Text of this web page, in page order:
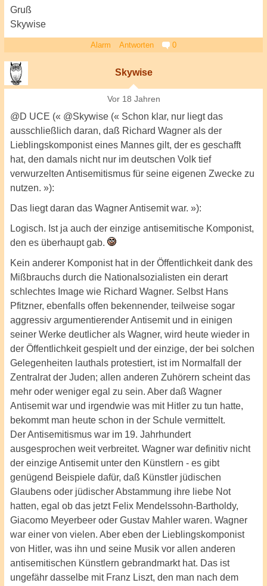
Gruß
Skywise
Alarm Antworten 0
Skywise
Vor 18 Jahren
@D UCE (« @Skywise (« Schon klar, nur liegt das
ausschließlich daran, daß Richard Wagner als der
Lieblingskomponist eines Mannes gilt, der es geschafft
hat, den damals nicht nur im deutschen Volk tief
verwurzelten Antisemitismus für seine eigenen Zwecke zu
nutzen. »):
Das liegt daran das Wagner Antisemit war. »):
Logisch. Ist ja auch der einzige antisemitische Komponist,
den es überhaupt gab.
Kein anderer Komponist hat in der Öffentlichkeit dank des
Mißbrauchs durch die Nationalsozialisten ein derart
schlechtes Image wie Richard Wagner. Selbst Hans
Pfitzner, ebenfalls offen bekennender, teilweise sogar
aggressiv argumentierender Antisemit und in einigen
seiner Werke deutlicher als Wagner, wird heute wieder in
der Öffentlichkeit gespielt und der einzige, der bei solchen
Gelegenheiten lauthals protestiert, ist im Normalfall der
Zentralrat der Juden; allen anderen Zuhörern scheint das
mehr oder weniger egal zu sein. Aber daß Wagner
Antisemit war und irgendwie was mit Hitler zu tun hatte,
bekommt man heute schon in der Schule vermittelt.
Der Antisemitismus war im 19. Jahrhundert
ausgesprochen weit verbreitet. Wagner war definitiv nicht
der einzige Antisemit unter den Künstlern - es gibt
genügend Beispiele dafür, daß Künstler jüdischen
Glaubens oder jüdischer Abstammung ihre liebe Not
hatten, egal ob das jetzt Felix Mendelssohn-Bartholdy,
Giacomo Meyerbeer oder Gustav Mahler waren. Wagner
war einer von vielen. Aber eben der Lieblingskomponist
von Hitler, was ihn und seine Musik vor allen anderen
antisemitischen Künstlern gebrandmarkt hat. Das ist
ungefähr dasselbe mit Franz Liszt, den man nach dem